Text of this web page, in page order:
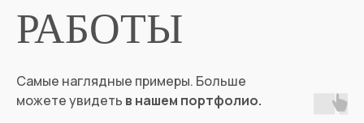
РАБОТЫ
Самые наглядные примеры. Больше
можете увидеть в нашем портфолио.